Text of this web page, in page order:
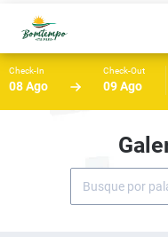
Check-In
08 Ago
Check-Out
09 Ago